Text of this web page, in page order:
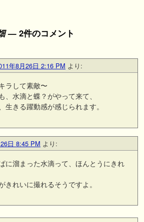
— 2件のコメント
年8月26日 2:16 PM より:
ラして素敵〜
、水滴と蝶？がやって来て、
生きる躍動感が感じられます。
日 8:45 PM より:
に溜まった水滴って、ほんとうにきれ
きれいに撮れるそうですよ。